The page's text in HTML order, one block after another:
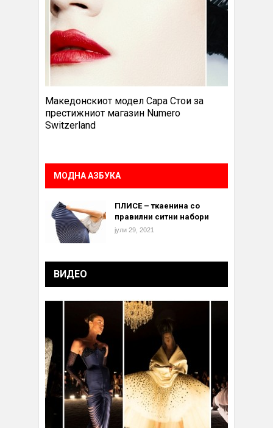
Македонскиот модел Сара Стои за
престижниот магазин Numero
Switzerland
МОДНА АЗБУКА
ПЛИСЕ – ткаенина со
правилни ситни набори
јули 29, 2021
ВИДЕО